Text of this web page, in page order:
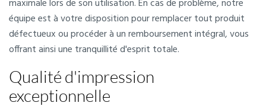
maximale lors de son utilisation. En cas de problème, notre
équipe est à votre disposition pour remplacer tout produit
défectueux ou procéder à un remboursement intégral, vous
offrant ainsi une tranquillité d'esprit totale.
Qualité d'impression
exceptionnelle